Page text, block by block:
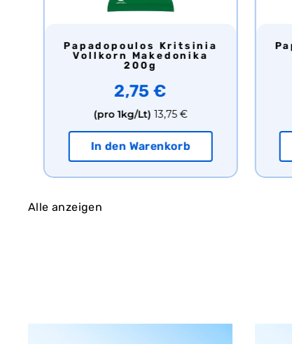
Papadopoulos Kritsinia
Vollkorn Makedonika
200g
2,75 €
(pro 1kg/Lt) 13,75 €
In den Warenkorb
Papadopoulos Kritsinia
Alle anzeigen